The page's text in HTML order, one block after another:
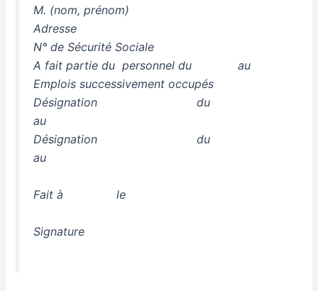
M. (nom, prénom)
Adresse
N° de Sécurité Sociale
A fait partie du personnel du au
Emplois successivement occupés
Désignation du
au
Désignation du
au
Fait à le
Signature